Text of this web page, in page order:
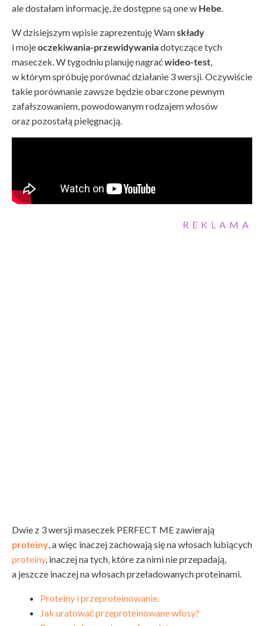
ale dostałam informację, że dostępne są one w Hebe.
W dzisiejszym wpisie zaprezentuję Wamskłady
i mojeoczekiwania-przewidywaniadotyczące tych
maseczek. W tygodniu planuję nagraćwideo-test,
w którym spróbuję porównać działanie 3 wersji. Oczywiście
takie porównanie zawsze będzie obarczone pewnym
zafałszowaniem, powodowanym rodzajem włosów
oraz pozostałą pielęgnacją.
REKLAMA
Dwie z 3 wersji maseczek PERFECT ME zawierają
proteiny, a więc inaczej zachowają się na włosach lubiących
proteiny, inaczej na tych, które za nimi nie przepadają,
a jeszcze inaczej na włosach przeładowanych proteinami.
Proteiny i przeproteinowanie.
Jak uratować przeproteinowane włosy?